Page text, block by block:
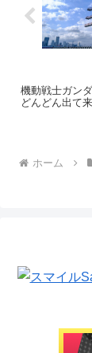
機動戦士ガン
どんどん出て
ホーム